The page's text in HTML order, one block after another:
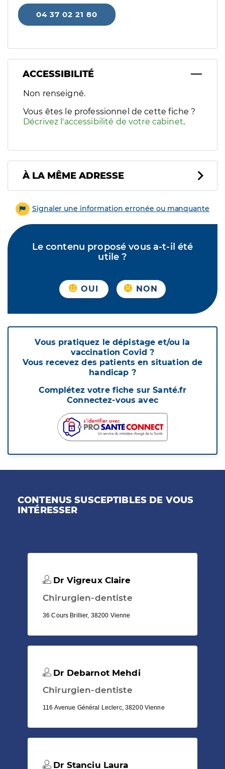
04 37 02 21 80
ACCESSIBILITÉ
Filtres
Sélectionnez un ou plusieurs handicaps/besoins
Non renseigné.
Vous êtes le professionnel de cette fiche ?
Décrivez l'accessibilité de votre cabinet.
À LA MÊME ADRESSE
Signaler une information erronée ou manquante
Le contenu proposé vous a-t-il été
utile ?
OUI NON
Vous pratiquez le dépistage et/ou la
vaccination Covid ?
Vous recevez des patients en situation de
handicap ?
Complétez votre fiche sur Santé.fr
Connectez-vous avec
CONTENUS SUSCEPTIBLES DE VOUS
INTÉRESSER
Dr Vigreux Claire
Chirurgien-dentiste
36 Cours Brillier, 38200 Vienne
Dr Debarnot Mehdi
Chirurgien-dentiste
116 Avenue Général Leclerc, 38200 Vienne
Dr Stanciu Laura